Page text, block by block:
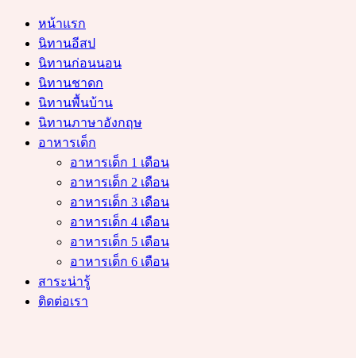
หน้าแรก
นิทานอีสป
นิทานก่อนนอน
นิทานชาดก
นิทานพื้นบ้าน
นิทานภาษาอังกฤษ
อาหารเด็ก
อาหารเด็ก 1 เดือน
อาหารเด็ก 2 เดือน
อาหารเด็ก 3 เดือน
อาหารเด็ก 4 เดือน
อาหารเด็ก 5 เดือน
อาหารเด็ก 6 เดือน
สาระน่ารู้
ติดต่อเรา